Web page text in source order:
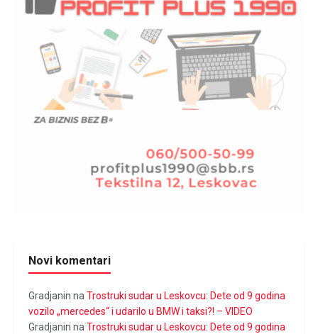
Novi komentari
Gradjanin naTrostruki sudar u Leskovcu: Dete od 9 godina
vozilo „mercedes“ i udarilo u BMW i taksi?! – VIDEO
Gradjanin naTrostruki sudar u Leskovcu: Dete od 9 godina